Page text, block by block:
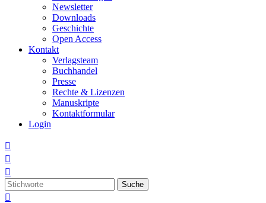
Newsletter
Downloads
Geschichte
Open Access
Kontakt
Verlagsteam
Buchhandel
Presse
Rechte & Lizenzen
Manuskripte
Kontaktformular
Login



Suche
